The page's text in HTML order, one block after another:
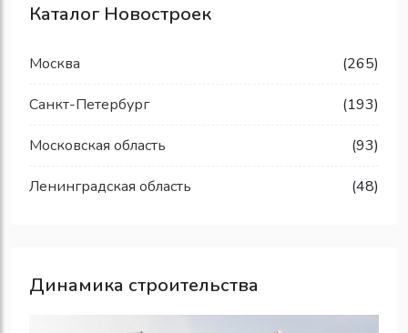
Каталог Новостроек
Москва (265)
Санкт-Петербург (193)
Московская область (93)
Ленинградская область (48)
Динамика строительства